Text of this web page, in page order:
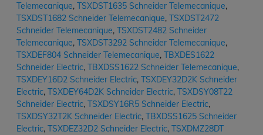
Telemecanique, TSXDST1635 Schneider Telemecanique,
TSXDST1682 Schneider Telemecanique, TSXDST2472
Schneider Telemecanique, TSXDST2482 Schneider
Telemecanique, TSXDST3292 Schneider Telemecanique,
TSXDEF804 Schneider Telemecanique, TBXDES1622
Schneider Electric, TBXDSS1622 Schneider Telemecanique,
TSXDEY16D2 Schneider Electric, TSXDEY32D2K Schneider
Electric, TSXDEY64D2K Schneider Electric, TSXDSY08T22
Schneider Electric, TSXDSY16R5 Schneider Electric,
TSXDSY32T2K Schneider Electric, TBXDSS1625 Schneider
Electric, TSXDEZ32D2 Schneider Electric, TSXDMZ28DT